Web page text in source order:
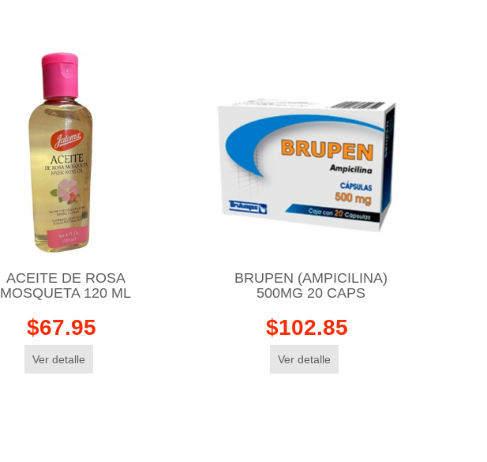
ACEITE DE ROSA
MOSQUETA 120 ML
$67.95
Ver detalle
BRUPEN (AMPICILINA)
500MG 20 CAPS
$102.85
Ver detalle